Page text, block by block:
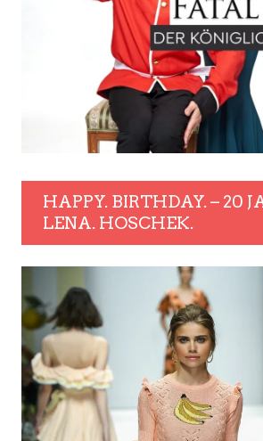
HAPPY. BIRTHDAY. – 20
LENA. HOSCHEK.